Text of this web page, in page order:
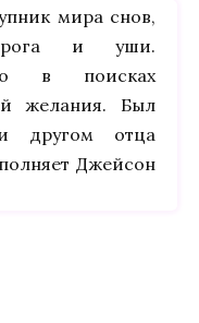
мира снов,
рога и уши.
в поисках
желания. Был
другом отца
Джейсон